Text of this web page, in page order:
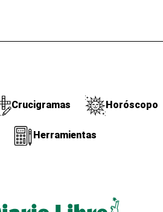
Crucigramas Horóscopo
Herramientas